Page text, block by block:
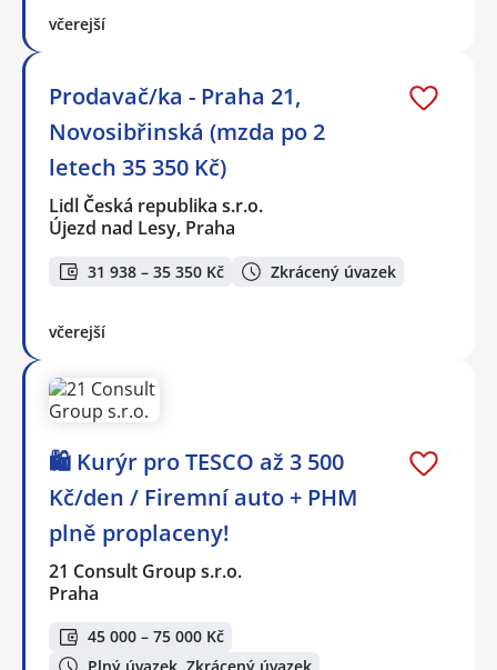
včerejší
Prodavač/ka - Praha 21,
Novosibřinská (mzda po 2
letech 35 350 Kč)
Lidl Česká republika s.r.o.
Újezd nad Lesy, Praha
31 938 – 35 350 Kč Zkrácený úvazek
včerejší
🛍️ Kurýr pro TESCO až 3 500
Kč/den / Firemní auto + PHM
plně proplaceny!
21 Consult Group s.r.o.
Praha
45 000 – 75 000 Kč